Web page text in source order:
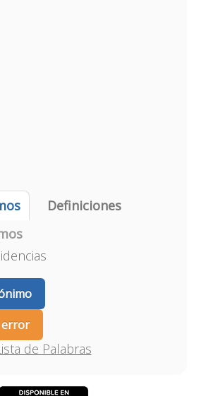
Definiciones
error
de Palabras